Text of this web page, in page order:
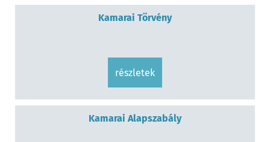
Kamarai Törvény
részletek
Kamarai Alapszabály